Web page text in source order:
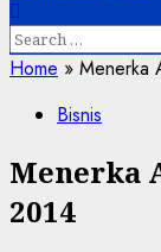
Search
for:
Home » Menerka
Bisnis
Menerka
2014